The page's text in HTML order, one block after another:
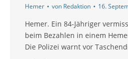
Hemer von Redaktion 16.
Hemer. Ein 84-Jähriger
beim Bezahlen in einem
Die Polizei warnt vor